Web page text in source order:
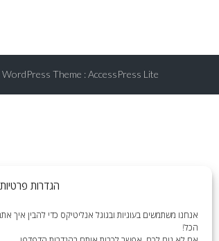
הגדרות פרטיות
אנחנו משתמשים בעוגיות ובגוגל אנליטיקס כדי להבין איך
הכל!
WordPress Theme :AccessPress Lite